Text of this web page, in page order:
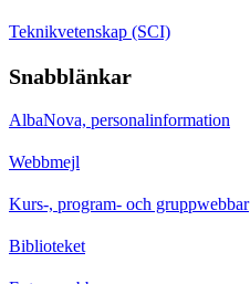
Teknikvetenskap (SCI)
Snabblänkar
AlbaNova, personalinformation
Webbmejl
Kurs-, program- och gruppwebbar
Biblioteket